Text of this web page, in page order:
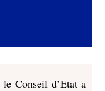
le Conseil d’Etat a